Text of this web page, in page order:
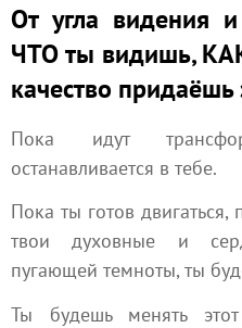
От угла видения
ЧТО ты видишь,
качество
Пока идут
останавливается в тебе.
Пока ты готов двигаться,
твои духовные и
пугающей темноты, ты
Ты будешь менять